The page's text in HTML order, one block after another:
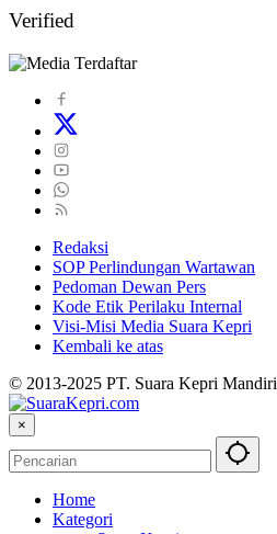
Verified
Redaksi
SOP Perlindungan Wartawan
Pedoman Dewan Pers
Kode Etik Perilaku Internal
Visi-Misi Media Suara Kepri
Kembali ke atas
© 2013-2025 PT. Suara Kepri Mandiri
×
Home
Kategori